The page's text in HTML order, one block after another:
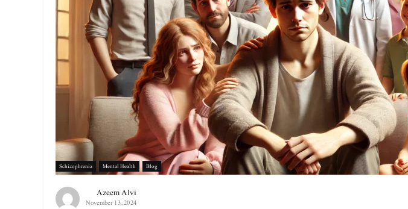
Blog
Mental Health
Schizophrenia
Azeem Alvi
November 13, 2024